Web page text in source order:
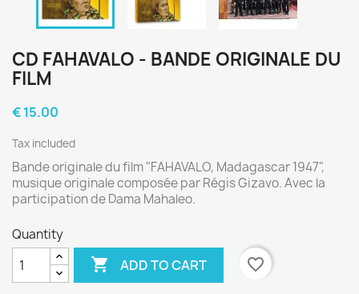
CD FAHAVALO - BANDE ORIGINALE DU
FILM
€ 15.00
Tax included
Bande originale du film "FAHAVALO, Madagascar 1947",
musique originale composée par Régis Gizavo. Avec la
participation de Dama Mahaleo.
Quantity
 ADD TO CART favorite_border